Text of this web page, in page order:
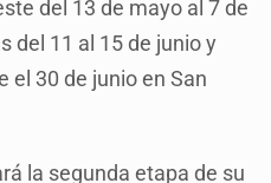
del 13 de mayo al 7 de
del 11 al 15 de junio y
el 30 de junio en San
la segunda etapa de su